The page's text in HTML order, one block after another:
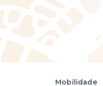
Mobilidade